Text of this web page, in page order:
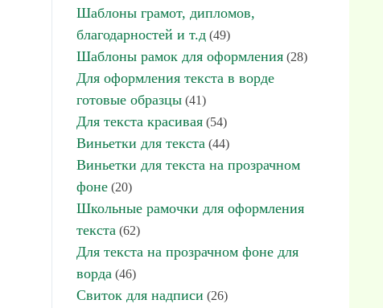
Шаблоны грамот, дипломов,
благодарностей и т.д (49)
Шаблоны рамок для оформления (28)
Для оформления текста в ворде
готовые образцы (41)
Для текста красивая (54)
Виньетки для текста (44)
Виньетки для текста на прозрачном
фоне (20)
Школьные рамочки для оформления
текста (62)
Для текста на прозрачном фоне для
ворда (46)
Свиток для надписи (26)